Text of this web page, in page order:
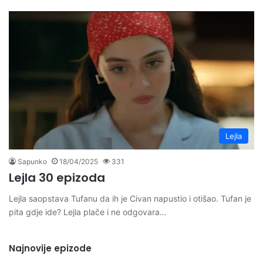
Lejla
Sapunko 18/04/2025 331
Lejla 30 epizoda
Lejla saopstava Tufanu da ih je Civan napustio i otišao. Tufan je
pita gdje ide? Lejla plače i ne odgovara…
Najnovije epizode